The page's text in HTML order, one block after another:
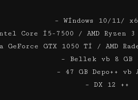
– Windows 10/11/
Core i5-7500 / AMD Ryzen
GeForce GTX 1050 Ti / AMD
– Bellek vb 8 GB
– 47 GB Depo++ vb
– DX 12 ++